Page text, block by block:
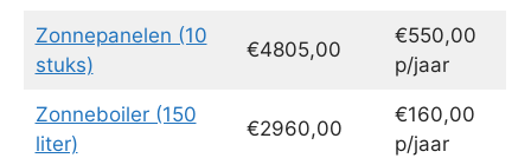
Zonnepanelen (10
stuks)
€4805,00
€550,00
p/jaar
Zonneboiler (150
liter)
€2960,00
€160,00
p/jaar